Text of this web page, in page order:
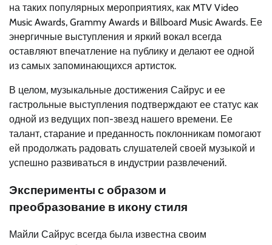
на таких популярных мероприятиях, как MTV Video
Music Awards, Grammy Awards и Billboard Music Awards. Ее
энергичные выступления и яркий вокал всегда
оставляют впечатление на публику и делают ее одной
из самых запоминающихся артисток.
В целом, музыкальные достижения Сайрус и ее
гастрольные выступления подтверждают ее статус как
одной из ведущих поп-звезд нашего времени. Ее
талант, старание и преданность поклонникам помогают
ей продолжать радовать слушателей своей музыкой и
успешно развиваться в индустрии развлечений.
Эксперименты с образом и
преобразование в икону стиля
Майли Сайрус всегда была известна своим